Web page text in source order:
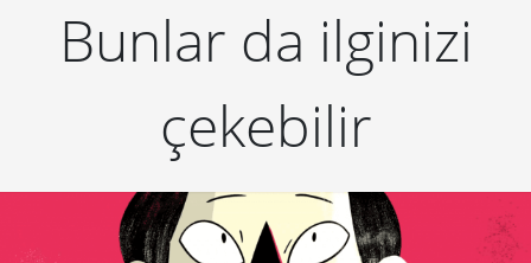
Bunlar da ilginizi
çekebilir